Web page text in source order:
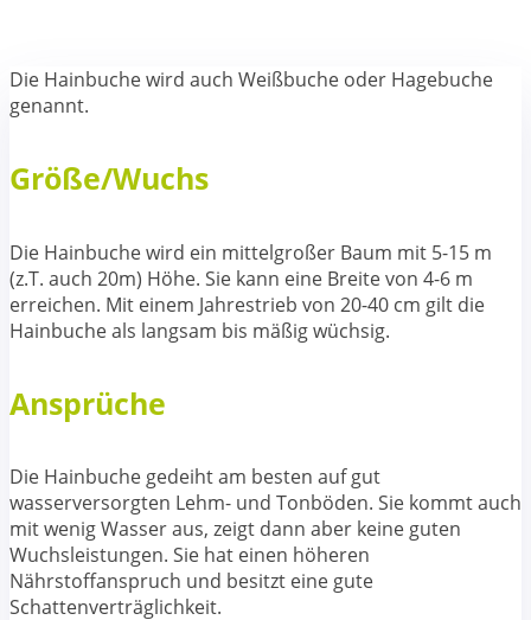
Die Hainbuche wird auch Weißbuche oder Hagebuche
genannt.
Größe/Wuchs
Die Hainbuche wird ein mittelgroßer Baum mit 5-15 m
(z.T. auch 20m) Höhe. Sie kann eine Breite von 4-6 m
erreichen. Mit einem Jahrestrieb von 20-40 cm gilt die
Hainbuche als langsam bis mäßig wüchsig.
Ansprüche
Die Hainbuche gedeiht am besten auf gut
wasserversorgten Lehm- und Tonböden. Sie kommt auch
mit wenig Wasser aus, zeigt dann aber keine guten
Wuchsleistungen. Sie hat einen höheren
Nährstoffanspruch und besitzt eine gute
Schattenverträglichkeit.